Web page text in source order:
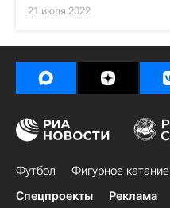
21 июля 2022
Футбол Фигурное катание
Спецпроекты
Реклама